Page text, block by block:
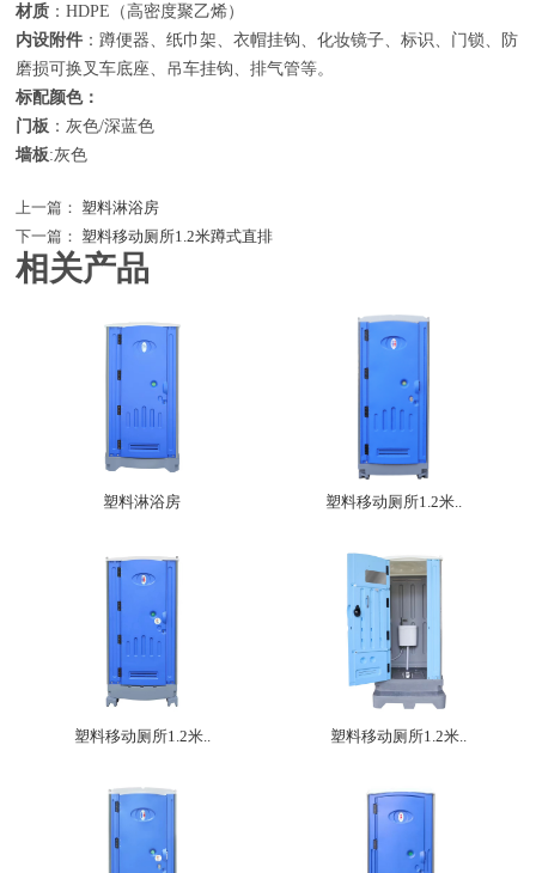
材质 ：HDPE （高密度聚乙烯）
内设附件 ：蹲便器、纸巾架、衣帽挂钩、化妆镜子、标识、门锁、防
磨损可换叉车底座、吊车挂钩、排气管等。
标配颜色：
门板 ：灰色/深蓝色
墙板:灰色
上一篇： 塑料淋浴房
下一篇： 塑料移动厕所1.2米蹲式直排
相关产品
塑料淋浴房 塑料移动厕所1.2米..
塑料移动厕所1.2米..
塑料移动厕所1.2米..